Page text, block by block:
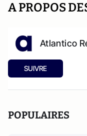
A PROPOS
Atlantico
SUIVRE
POPULAIRES